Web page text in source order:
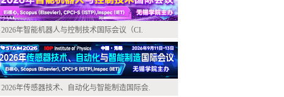
2026年智能机器人与控制技术国际会议（CI.
2026年传感器技术、自动化与智能制造国际会.